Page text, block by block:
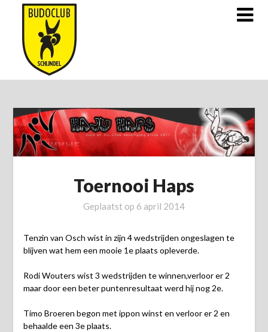
Doorgaan
inhoud
Toernooi Haps
Geplaatst op 6 april 2014
Tenzin van Osch wist in zijn 4 wedstrijden ongeslagen te
blijven wat hem een mooie 1e plaats opleverde.
Rodi Wouters wist 3 wedstrijden te winnen,verloor er 2
maar door een beter puntenresultaat werd hij nog 2e.
Timo Broeren begon met ippon winst en verloor er 2 en
behaalde een 3e plaats.